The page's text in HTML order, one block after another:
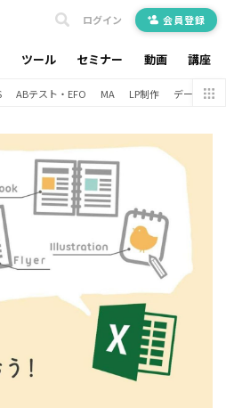
ツール セミナー 動画 講座
ログイン 会員登録
ABテスト・EFO MA LP制作 データ分析